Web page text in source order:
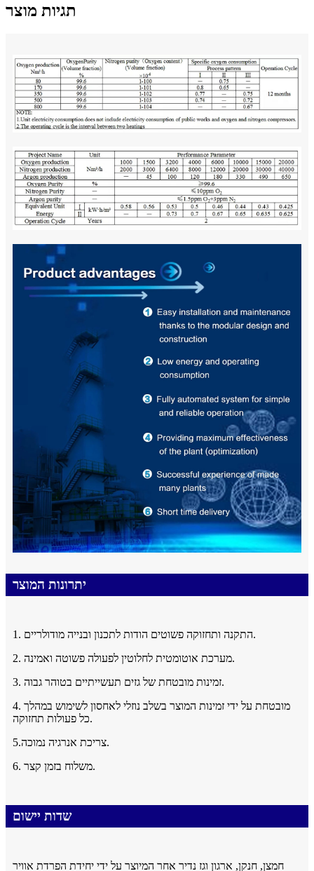
תגיות מוצר
יתרונות המוצר
1. התקנה ותחזוקה פשוטים הודות לתכנון ובנייה מודולריים.
2. מערכת אוטומטית לחלוטין לפעולה פשוטה ואמינה.
3. זמינות מובטחת של גזים תעשייתיים בטוהר גבוה.
4. מובטחת על ידי זמינות המוצר בשלב נוזלי לאחסון לשימוש במהלך
כל פעולות תחזוקה.
5.צריכת אנרגיה נמוכה.
6. משלוח בזמן קצר.
שדות יישום
חמצן, חנקן, ארגון וגז נדיר אחר המיוצר על ידי יחידת הפרדת אוויר